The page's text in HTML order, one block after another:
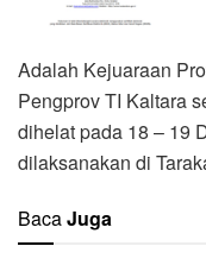
Adalah Kejuaraan
Pengprov TI Kaltara
dihelat pada 18 – 19
dilaksanakan di
BacaJuga